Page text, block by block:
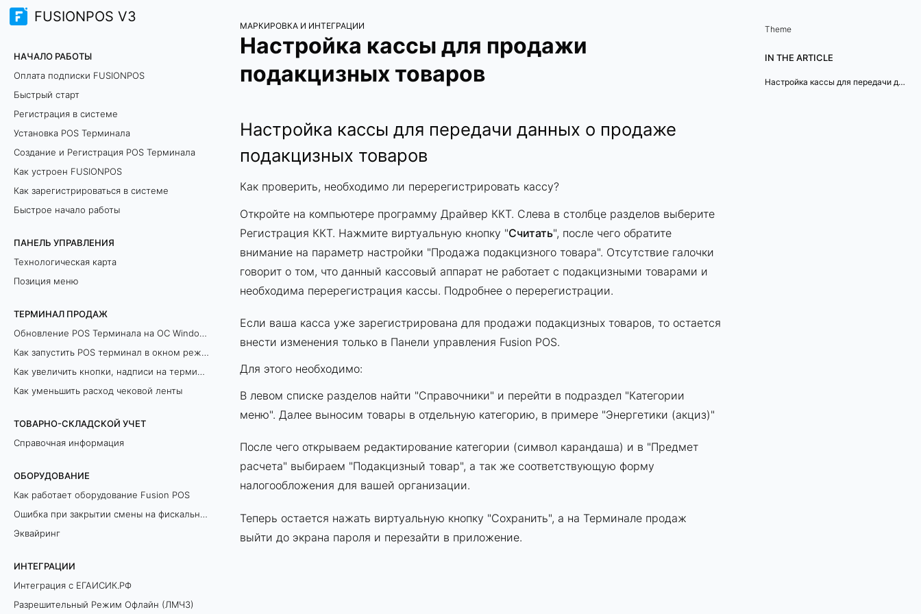
FUSIONPOS V3
НАЧАЛО РАБОТЫ
Оплата подписки FUSIONPOS
Быстрый старт
Регистрация в системе
Установка POS Терминала
Создание и Регистрация POS Терминала
Как устроен FUSIONPOS
Как зарегистрироваться в системе
Быстрое начало работы
ПАНЕЛЬ УПРАВЛЕНИЯ
Технологическая карта
Позиция меню
ТЕРМИНАЛ ПРОДАЖ
Обновление POS Терминала на ОС Windows
Как запустить POS терминал в окном режиме
Как увеличить кнопки, надписи на терминале продаж
Как уменьшить расход чековой ленты
ТОВАРНО-СКЛАДСКОЙ УЧЕТ
Справочная информация
ОБОРУДОВАНИЕ
Как работает оборудование Fusion POS
Ошибка при закрытии смены на фискальном регистраторе
Эквайринг
ИНТЕГРАЦИИ
Интеграция с ЕГАИСИК.РФ
Разрешительный Режим Офлайн (ЛМЧЗ)
МАРКИРОВКА И ИНТЕГРАЦИИ
Настройка кассы для продажи
подакцизных товаров
Настройка кассы для передачи данных о продаже
подакцизных товаров
Как проверить, необходимо ли перерегистрировать кассу?
Откройте на компьютере программу Драйвер ККТ. Слева в столбце разделов выберите
Регистрация ККТ. Нажмите виртуальную кнопку "Считать", после чего обратите
внимание на параметр настройки "Продажа подакцизного товара". Отсутствие галочки
говорит о том, что данный кассовый аппарат не работает с подакцизными товарами и
необходима перерегистрация кассы. Подробнее о перерегистрации.
Если ваша касса уже зарегистрирована для продажи подакцизных товаров, то остается
внести изменения только в Панели управления Fusion POS.
Для этого необходимо:
В левом списке разделов найти "Справочники" и перейти в подраздел "Категории
меню". Далее выносим товары в отдельную категорию, в примере "Энергетики (акциз)"
После чего открываем редактирование категории (символ карандаша) и в "Предмет
расчета" выбираем "Подакцизный товар", а так же соответствующую форму
налогообложения для вашей организации.
Теперь остается нажать виртуальную кнопку "Сохранить", а на Терминале продаж
выйти до экрана пароля и перезайти в приложение.
Theme
IN THE ARTICLE
Настройка кассы для передачи данных о продаже подакцизных товаров